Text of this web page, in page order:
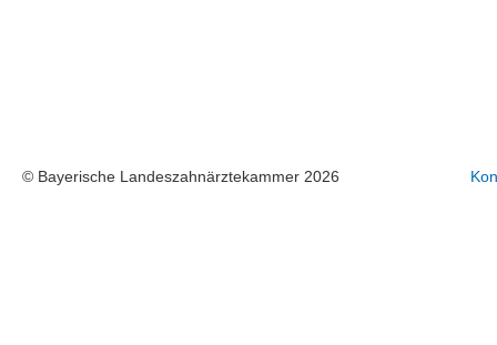
© Bayerische Landeszahnärztekammer 2026